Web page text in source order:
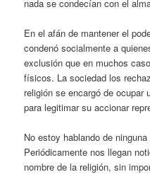
nada se condecían con el
En el afán de mantener el
condenó socialmente a
exclusión que en muchos
físicos. La sociedad los
religión se encargó de ocupar
para legitimar su accionar
No estoy hablando de
Periódicamente nos llegan
nombre de la religión, sin